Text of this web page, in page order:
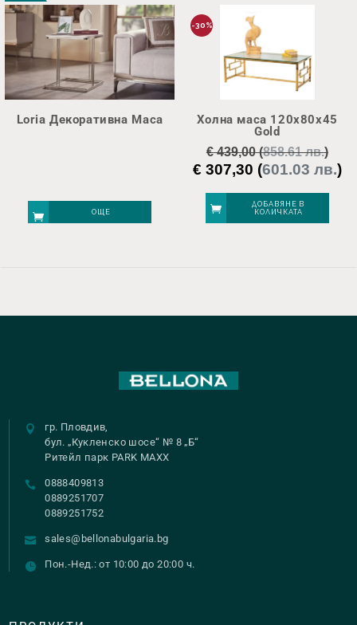
Loria Декоративна Маса
ОЩЕ
-30%
Холна маса 120х80х45
Gold
€439,00(858.61 лв.)
Original
was:
€ 439,00.
€ 307,30 (601.03 лв.)
ДОБАВЯНЕ В
КОЛИЧКАТА
гр. Пловдив,
бул. „Кукленско шосе“ № 8 „Б“
Ритейл парк PARK MAXX
0888409813
0889251707
0889251752
sales@bellonabulgaria.bg
Пон.-Нед.: от 10:00 до 20:00 ч.